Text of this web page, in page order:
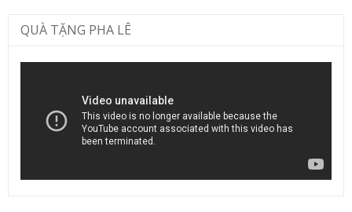
QUÀ TẶNG PHA LÊ